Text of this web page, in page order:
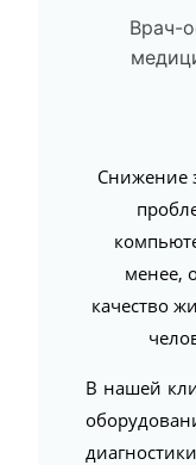
Врач-
Снижение
менее,
качество
В нашей